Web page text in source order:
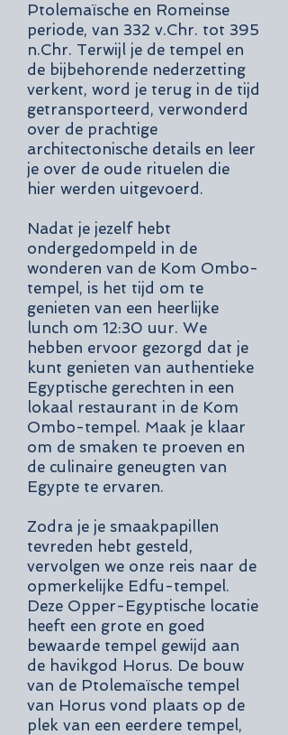
Ptolemaïsche en Romeinse
periode, van 332 v.Chr. tot 395
n.Chr. Terwijl je de tempel en
de bijbehorende nederzetting
verkent, word je terug in de tijd
getransporteerd, verwonderd
over de prachtige
architectonische details en leer
je over de oude rituelen die
hier werden uitgevoerd.
Nadat je jezelf hebt
ondergedompeld in de
wonderen van de Kom Ombo-
tempel, is het tijd om te
genieten van een heerlijke
lunch om 12:30 uur. We
hebben ervoor gezorgd dat je
kunt genieten van authentieke
Egyptische gerechten in een
lokaal restaurant in de Kom
Ombo-tempel. Maak je klaar
om de smaken te proeven en
de culinaire geneugten van
Egypte te ervaren.
Zodra je je smaakpapillen
tevreden hebt gesteld,
vervolgen we onze reis naar de
opmerkelijke Edfu-tempel.
Deze Opper-Egyptische locatie
heeft een grote en goed
bewaarde tempel gewijd aan
de havikgod Horus. De bouw
van de Ptolemaïsche tempel
van Horus vond plaats op de
plek van een eerdere tempel,